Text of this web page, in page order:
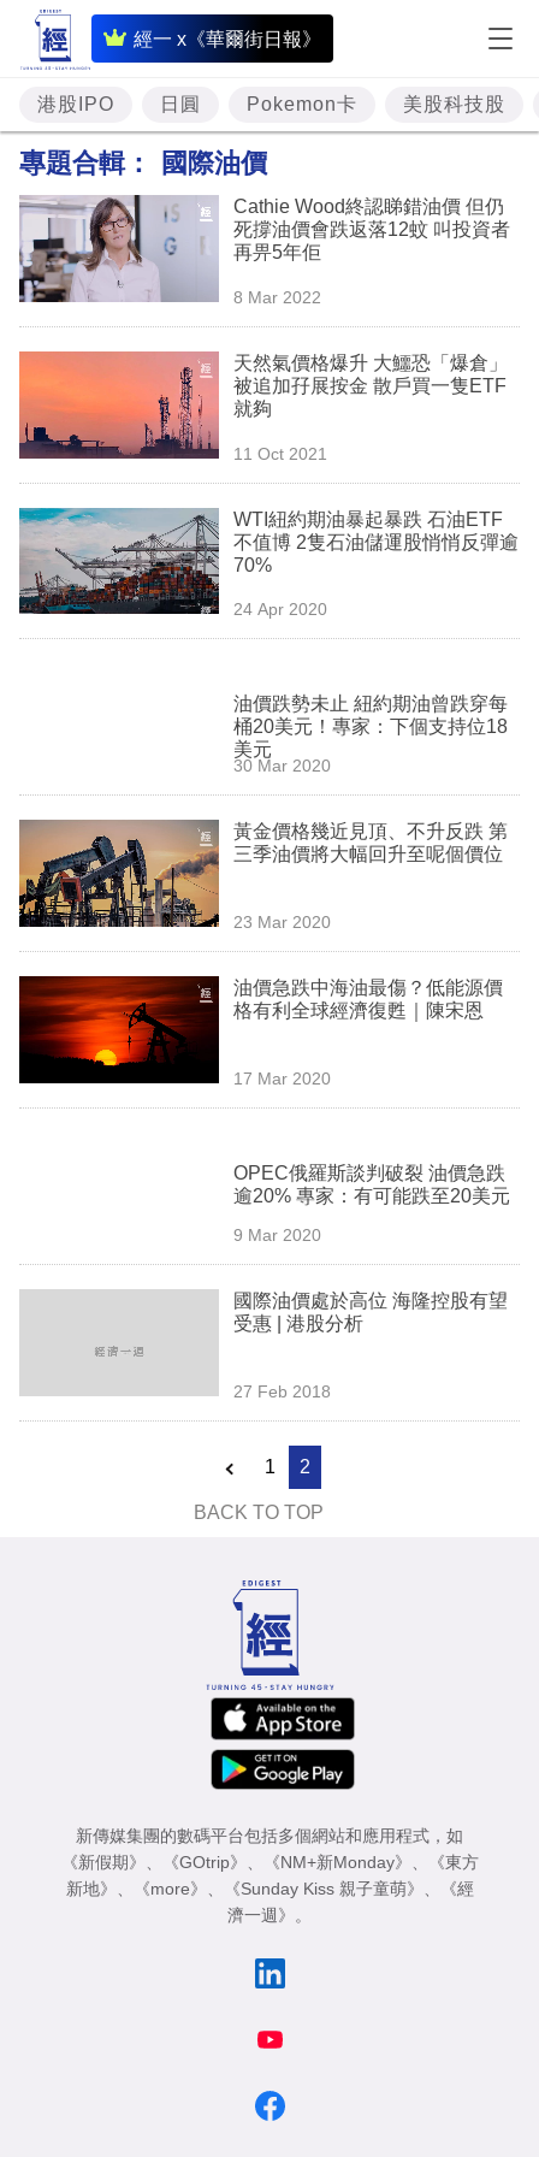
經一 x《華爾街日報》
即
時
財
經
題
投
資
樓
理
業
科
技
時
事
欄
訂
閱
港股IPO 日圓 Pokemon卡 美股科技股
專題合輯： 國際油價
Cathie Wood終認睇錯油價 但仍
死撐油價會跌返落12蚊 叫投資者
再畀5年佢
8 Mar 2022
天然氣價格爆升 大鱷恐「爆倉」
被追加孖展按金 散戶買一隻ETF
就夠
11 Oct 2021
WTI紐約期油暴起暴跌 石油ETF
不值博 2隻石油儲運股悄悄反彈逾
70%
24 Apr 2020
油價跌勢未止 紐約期油曾跌穿每
桶20美元！專家：下個支持位18
美元
30 Mar 2020
黃金價格幾近見頂、不升反跌 第
三季油價將大幅回升至呢個價位
23 Mar 2020
油價急跌中海油最傷？低能源價
格有利全球經濟復甦｜陳宋恩
17 Mar 2020
OPEC俄羅斯談判破裂 油價急跌
逾20% 專家：有可能跌至20美元
9 Mar 2020
國際油價處於高位 海隆控股有望
受惠 | 港股分析
27 Feb 2018
1 2
BACK TO TOP
新傳媒集團的數碼平台包括多個網站和應用程式，如
《新假期》
《GOtrip》 《NM+新Monday》
《東方
新地》
《more》 《Sunday Kiss 親子童萌》
《經
濟一週》
。